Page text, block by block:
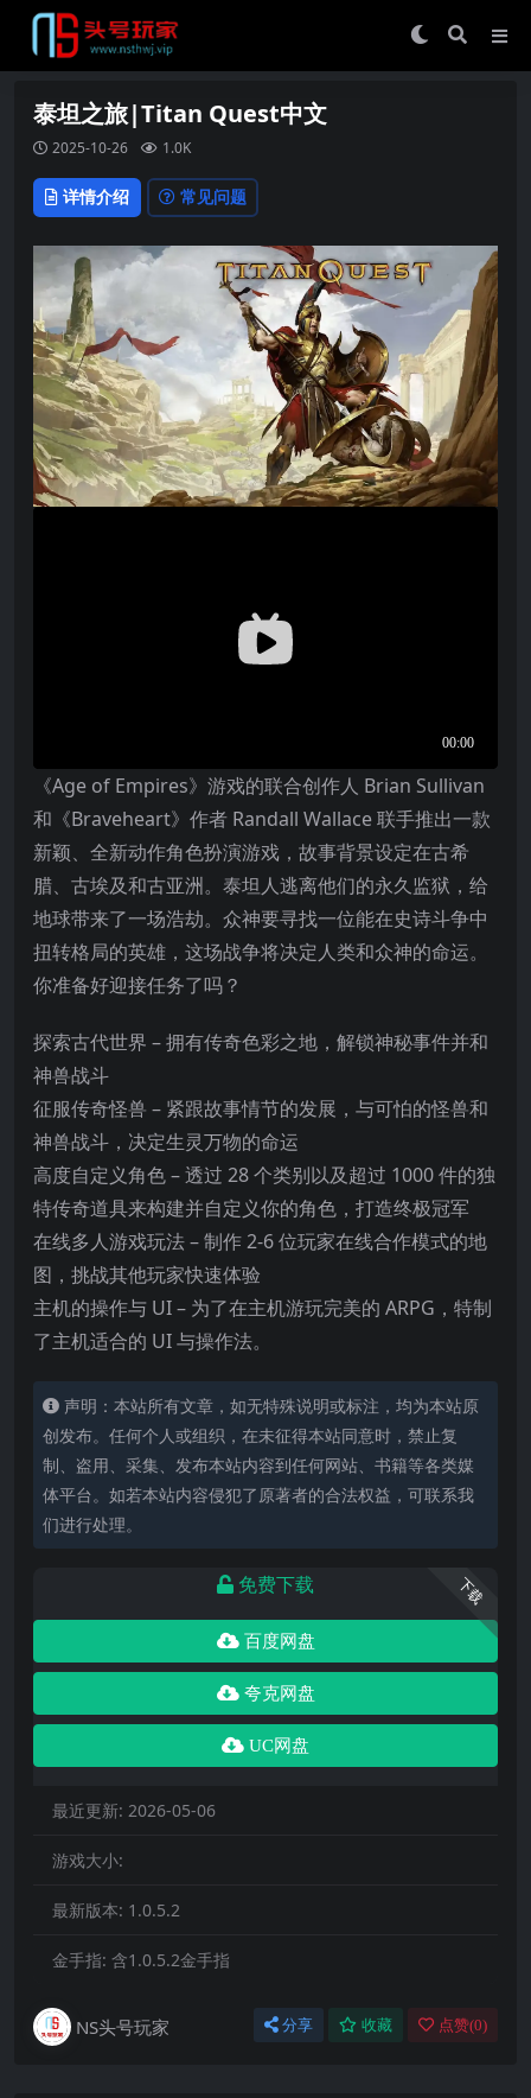
泰坦之旅|Titan Quest中文
2025-10-26 1.0K
详情介绍 常见问题
《Age of Empires》游戏的联合创作人 Brian Sullivan
和《Braveheart》作者 Randall Wallace 联手推出一款
新颖、全新动作角色扮演游戏，故事背景设定在古希
腊、古埃及和古亚洲。泰坦人逃离他们的永久监狱，给
地球带来了一场浩劫。众神要寻找一位能在史诗斗争中
扭转格局的英雄，这场战争将决定人类和众神的命运。
你准备好迎接任务了吗？
探索古代世界 – 拥有传奇色彩之地，解锁神秘事件并和
神兽战斗
征服传奇怪兽 – 紧跟故事情节的发展，与可怕的怪兽和
神兽战斗，决定生灵万物的命运
高度自定义角色 – 透过 28 个类别以及超过 1000 件的独
特传奇道具来构建并自定义你的角色，打造终极冠军
在线多人游戏玩法 – 制作 2-6 位玩家在线合作模式的地
图，挑战其他玩家快速体验
主机的操作与 UI – 为了在主机游玩完美的 ARPG，特制
了主机适合的 UI 与操作法。
声明：本站所有文章，如无特殊说明或标注，均为本站原
创发布。任何个人或组织，在未征得本站同意时，禁止复
制、盗用、采集、发布本站内容到任何网站、书籍等各类媒
体平台。如若本站内容侵犯了原著者的合法权益，可联系我
们进行处理。
下载
免费下载
百度网盘
夸克网盘
UC网盘
最近更新: 2026-05-06
游戏大小:
最新版本: 1.0.5.2
金手指: 含1.0.5.2金手指
NS头号玩家 分享 收藏 点赞(0)